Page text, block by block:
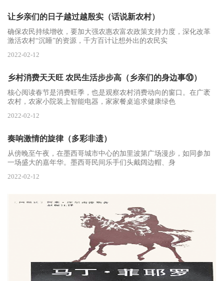
让乡亲们的日子越过越殷实（话说新农村）
确保农民持续增收，要加大强农惠农富农政策支持力度，深化改革
激活农村“沉睡”的资源，千方百计让想外出的农民实
2022-02-12
乡村消费天天旺 农民生活步步高（乡亲们的身边事⑩）
核心阅读春节是消费旺季，也是观察农村消费动向的窗口。在广袤
农村，农家小院装上智能电器，家家餐桌追求健康绿色
2022-02-12
奏响激情的旋律（多彩非遗）
从傍晚至午夜，在墨西哥城市中心的加里波第广场漫步，如同参加
一场盛大的嘉年华。墨西哥民间乐手们头戴阔边帽、身
2022-02-12